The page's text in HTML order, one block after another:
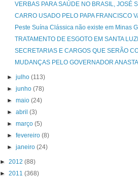
VERBAS PARA SAÚDE NO BRASIL, JOSÉ
CARRO USADO PELO PAPA FRANCISCO
Peste Suína Clássica não existe em Minas
TRATAMENTO DE ESGOTO EM SANTA
SECRETARIAS E CARGOS QUE SERÃO
MUDANÇAS PELO GOVERNADOR
►julho(113)
►junho(78)
►maio(24)
►abril(3)
►março(5)
►fevereiro(8)
►janeiro(24)
► 2012 (88)
► 2011 (368)